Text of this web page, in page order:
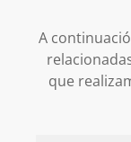
A
que